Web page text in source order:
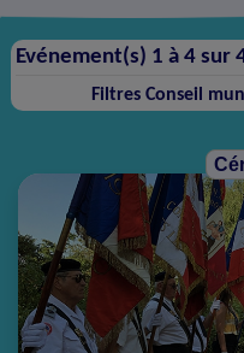
Evénement(s) 1 à 4 sur
FiltresConseil